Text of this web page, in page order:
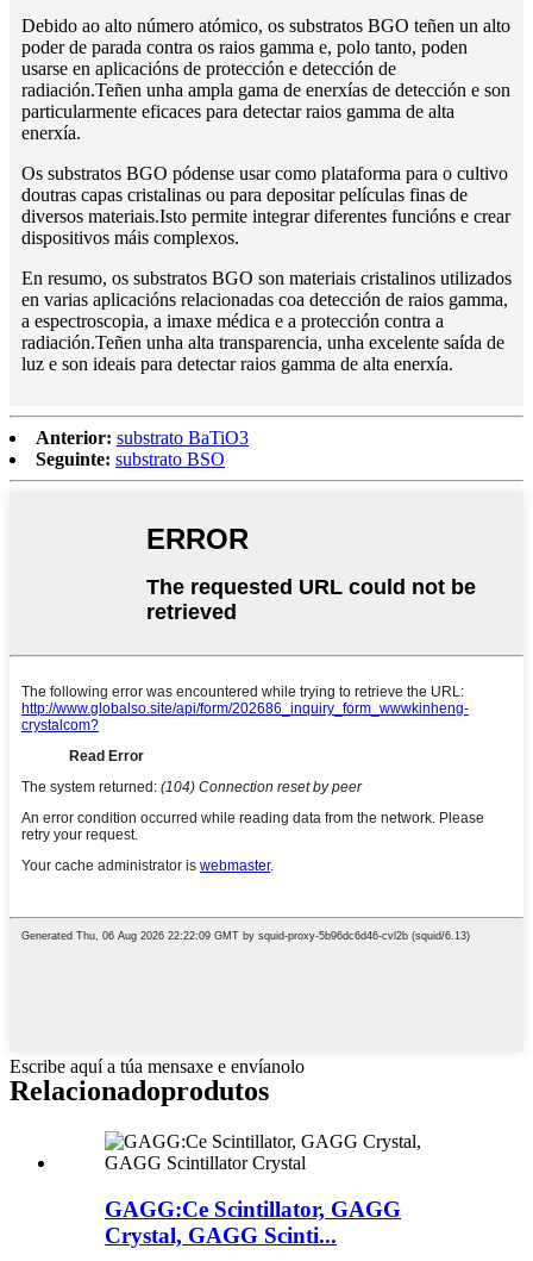
Debido ao alto número atómico, os substratos BGO teñen un alto
poder de parada contra os raios gamma e, polo tanto, poden
usarse en aplicacións de protección e detección de
radiación.Teñen unha ampla gama de enerxías de detección e son
particularmente eficaces para detectar raios gamma de alta
enerxía.
Os substratos BGO pódense usar como plataforma para o cultivo
doutras capas cristalinas ou para depositar películas finas de
diversos materiais.Isto permite integrar diferentes funcións e crear
dispositivos máis complexos.
En resumo, os substratos BGO son materiais cristalinos utilizados
en varias aplicacións relacionadas coa detección de raios gamma,
a espectroscopia, a imaxe médica e a protección contra a
radiación.Teñen unha alta transparencia, unha excelente saída de
luz e son ideais para detectar raios gamma de alta enerxía.
Anterior: substrato BaTiO3
Seguinte: substrato BSO
Escribe aquí a túa mensaxe e envíanolo
Relacionadoprodutos
GAGG:Ce Scintillator, GAGG
Crystal, GAGG Scinti...